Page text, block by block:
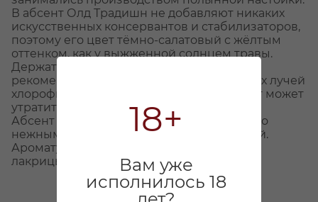
18+
Вам уже
исполнилось 18
В абсент Олд Традишн не добавляют никаких
искусственных консервантов и стабилизаторов,
поэтому его цвет тёмно-салатовый с жёлтым
оттенком, как у выжженной солнцем травы.
Держать бутылку Old Tradition на свету не
рекомендуется: под действием солнечных лучей
хлорофилл разлагается, из-за чего абсент может
утратить цвет.
Абсент Old Tradition обладает удивительно
нежными ароматами аниса, трав и специй.
Аромату вторит вкус с нежными нотами
лакрицы, аниса и полыни.